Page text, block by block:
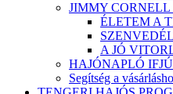
JIMMY
ÉLETEM A
A JÓ
HAJÓNAPLÓ
Segítség a